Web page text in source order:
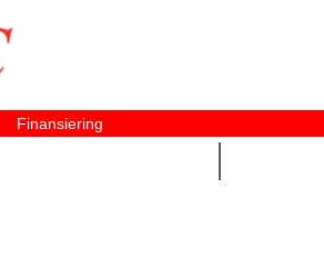
Finansiering